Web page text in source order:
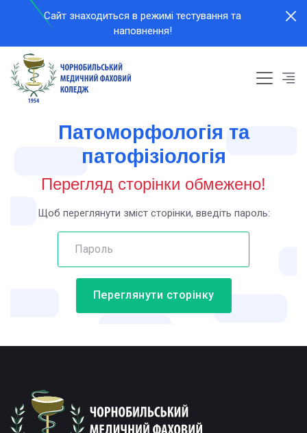
Сайт знаходиться в режимi тестування та
наповнення!
Патоморфологія та
патофізіологія
Перегляд сторінки обмежено!
Щоб переглянути зміст сторінки, введіть пароль:
Переглянути сторінку